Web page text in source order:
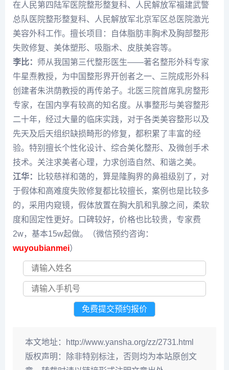
在人民第四陆军医院整形整复科、人民解放军福建武警
总队医院整形整复科、人民解放军北京军区总医院激光
美容外科工作。擅长项目：自体脂肪丰胸术及胸部整形
失败修复、美体塑形、吸脂术、皮肤美容等。
李比： 师从我国第三代整形医生――著名整形外科专家
牛星焘教授，为中国整形界开创者之一、三院成形外科
创建者朱洪荫教授的再传弟子。北医三院首席乳房整形
专家，在国内享有较高的知名度。从事整形与美容整形
二十年，经过大量的临床实践，对于各类美容整形以及
先天及后天组织缺损畸形的修复，都积累了丰富的经
验。特别擅长个性化设计、综合美化整形、及微创手术
技术。关注求美者心理，力求创造自然、和谐之美。
江华：
比较慈祥和蔼的，算是 隆胸界的鼻祖级别了，对
于假体和高难度失败修复都比较擅长，案例也是比较多
的，采用内窥镜，假体放置在胸大肌和乳腺之间，柔软
度和固定性更好。口碑较好，价格也比较贵，专家费
2w，基本15w起做。（微信预约咨询：
wuyoubianmei）
本文地址：
http://www.yansha.org/zz/2731.html
版权声明：
除非特别标注，否则均为本站原创文